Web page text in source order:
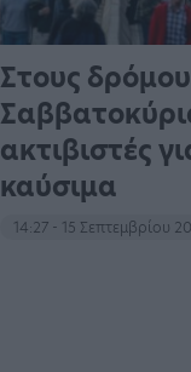
Στους
ακτιβιστές
καύσιμα
14:27 - 15 Σεπτεμβρίου